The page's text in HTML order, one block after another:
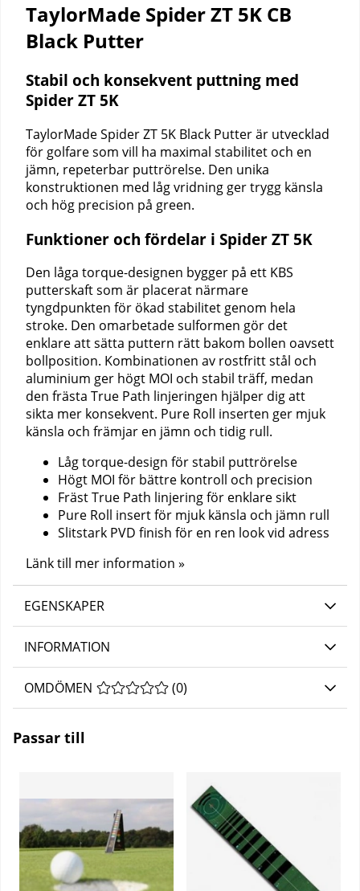
TaylorMade Spider ZT 5K CB
Black Putter
Stabil och konsekvent puttning med
Spider ZT 5K
TaylorMade Spider ZT 5K Black Putter är utvecklad
för golfare som vill ha maximal stabilitet och en
jämn, repeterbar puttrörelse. Den unika
konstruktionen med låg vridning ger trygg känsla
och hög precision på green.
Funktioner och fördelar i Spider ZT 5K
Den låga torque-designen bygger på ett KBS
putterskaft som är placerat närmare
tyngdpunkten för ökad stabilitet genom hela
stroke. Den omarbetade sulformen gör det
enklare att sätta puttern rätt bakom bollen oavsett
bollposition. Kombinationen av rostfritt stål och
aluminium ger högt MOI och stabil träff, medan
den frästa True Path linjeringen hjälper dig att
sikta mer konsekvent. Pure Roll inserten ger mjuk
känsla och främjar en jämn och tidig rull.
Låg torque-design för stabil puttrörelse
Högt MOI för bättre kontroll och precision
Fräst True Path linjering för enklare sikt
Pure Roll insert för mjuk känsla och jämn rull
Slitstark PVD finish för en ren look vid adress
Länk till mer information »
EGENSKAPER
INFORMATION
OMDÖMEN MEDELBETYG 0 AV 5 ANTAL BETYG 0
(0)
Passar till